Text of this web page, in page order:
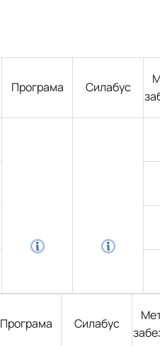
Програма Силабус
Програма Силабус